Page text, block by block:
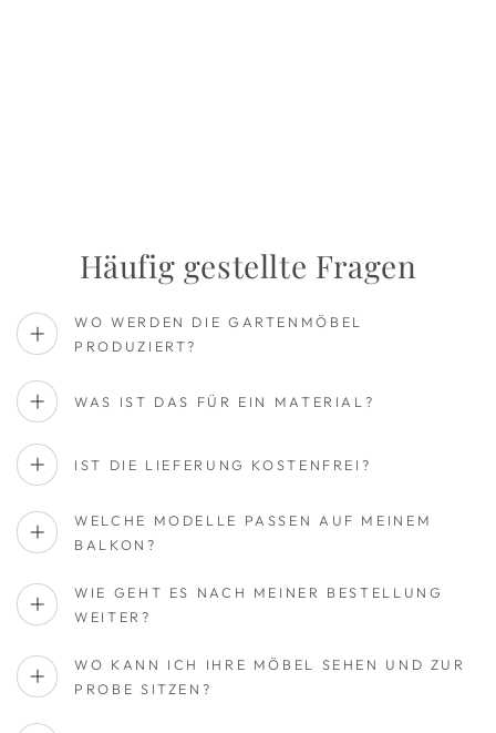
Häufig gestellte Fragen
WO WERDEN DIE GARTENMÖBEL
PRODUZIERT?
WAS IST DAS FÜR EIN MATERIAL?
IST DIE LIEFERUNG KOSTENFREI?
WELCHE MODELLE PASSEN AUF MEINEM
BALKON?
WIE GEHT ES NACH MEINER BESTELLUNG
WEITER?
WO KANN ICH IHRE MÖBEL SEHEN UND ZUR
PROBE SITZEN?